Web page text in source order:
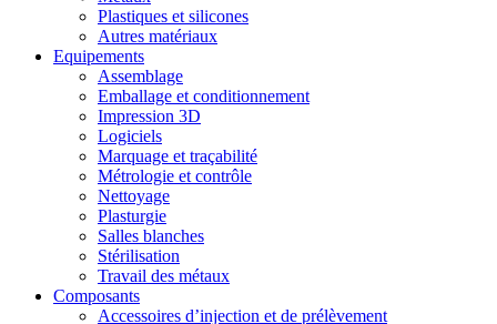
Plastiques et silicones
Autres matériaux
Equipements
Assemblage
Emballage et conditionnement
Impression 3D
Logiciels
Marquage et traçabilité
Métrologie et contrôle
Nettoyage
Plasturgie
Salles blanches
Stérilisation
Travail des métaux
Composants
Accessoires d’injection et de prélèvement